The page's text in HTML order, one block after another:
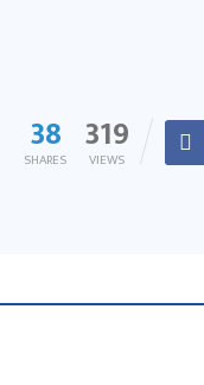
38
SHARES 319
VIEWS